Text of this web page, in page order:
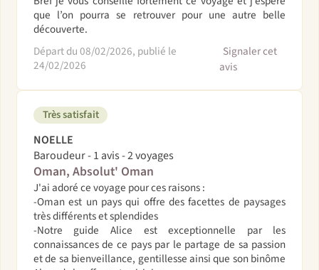
que l’on pourra se retrouver pour une autre belle
découverte.
Départ du 08/02/2026, publié le
24/02/2026
Signaler cet
avis
Très satisfait
NOELLE
Baroudeur - 1 avis - 2 voyages
Oman, Absolut' Oman
J'ai adoré ce voyage pour ces raisons :
-Oman est un pays qui offre des facettes de paysages
très différents et splendides
-Notre guide Alice est exceptionnelle par les
connaissances de ce pays par le partage de sa passion
et de sa bienveillance, gentillesse ainsi que son binôme